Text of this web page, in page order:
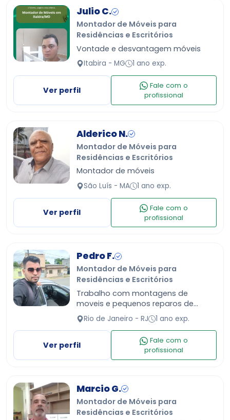
Julio C.
Montador de Móveis para
Residências e Escritórios
Vontade e desvantagem móveis
Itabira - MG 1 ano exp.
Ver perfil
Fale com o
profissional
Alderico N.
Montador de Móveis para
Residências e Escritórios
Montador de móveis
São Luís - MA 1 ano exp.
Ver perfil
Fale com o
profissional
Pedro F.
Montador de Móveis para
Residências e Escritórios
Trabalho com montagens de
moveis e pequenos reparos de
pintura e eletrica
Rio de Janeiro - RJ 1 ano exp.
Ver perfil
Fale com o
profissional
Marcio G.
Montador de Móveis para
Residências e Escritórios